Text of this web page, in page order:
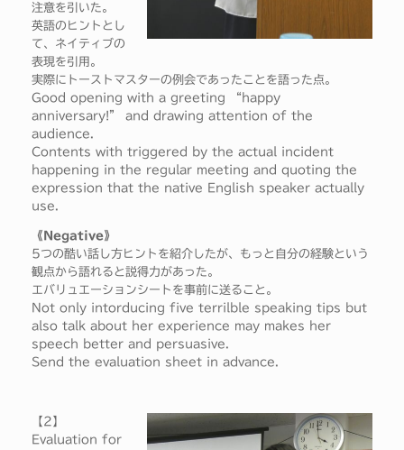
注意を引いた。
英語のヒントとし
て、ネイティブの
表現を引用。
実際にトーストマスターの例会であったことを語った点。
Good opening with a greeting “happy
anniversary!” and drawing attention of the
audience.
Contents with triggered by the actual incident
happening in the regular meeting and quoting the
expression that the native English speaker actually
use.
《Negative》
5つの酷い話し方ヒントを紹介したが、もっと自分の経験という
観点から語れると説得力があった。
エバリュエーションシートを事前に送ること。
Not only intorducing five terrilble speaking tips but
also talk about her experience may makes her
speech better and persuasive.
Send the evaluation sheet in advance.
【2】
Evaluation for